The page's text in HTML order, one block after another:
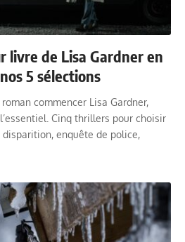
livre de Lisa Gardner en
5 sélections
commencer Lisa Gardner,
Cinq thrillers pour choisir
disparition, enquête de police,